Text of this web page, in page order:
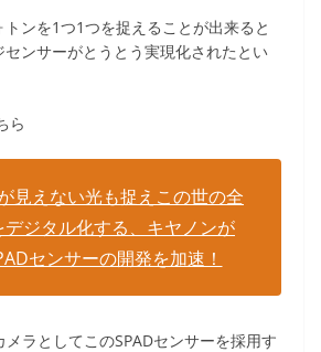
ンを1つ1つを捉えることが出来ると
ンサーがとうとう実現化されたとい
ら
見えない光も捉えこの世の全
デジタル化する、キヤノンが
センサーの開発を加速！
ラとしてこのSPADセンサーを採用す